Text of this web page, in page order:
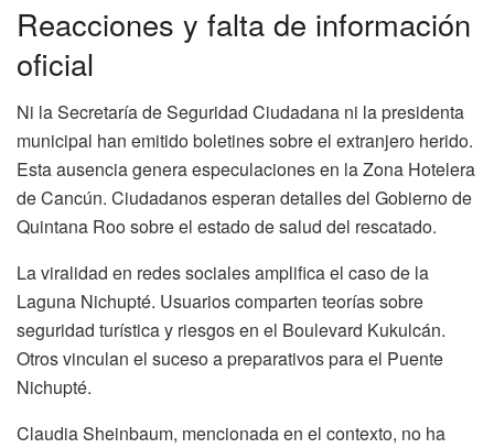
Reacciones y falta de información
oficial
Ni la Secretaría de Seguridad Ciudadana ni la presidenta
municipal han emitido boletines sobre el extranjero herido.
Esta ausencia genera especulaciones en la Zona Hotelera
de Cancún. Ciudadanos esperan detalles del Gobierno de
Quintana Roo sobre el estado de salud del rescatado.
La viralidad en redes sociales amplifica el caso de la
Laguna Nichupté. Usuarios comparten teorías sobre
seguridad turística y riesgos en el Boulevard Kukulcán.
Otros vinculan el suceso a preparativos para el Puente
Nichupté.
Claudia Sheinbaum, mencionada en el contexto, no ha